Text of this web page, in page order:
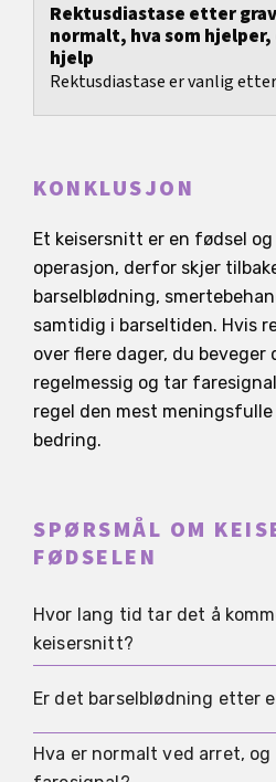
Rektusdiastase etter
normalt, hva som hjelper,
hjelp
Rektusdiastase er vanlig
KONKLUSJON
Et keisersnitt er en fødsel
operasjon, derfor skjer
barselblødning,
samtidig i barseltiden. Hvis
over flere dager, du
regelmessig og tar
regel den mest
bedring.
SPØRSMÅL OM
FØDSELEN
Hvor lang tid tar det å
keisersnitt?
Mange
belastbarhet utvikler seg
Er det barselblødning etter
Ja, fordi barselblødning
Hva er normalt ved arret,